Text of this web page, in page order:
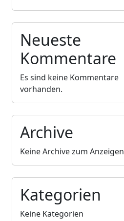
Neueste
Kommentare
Es sind keine Kommentare
vorhanden.
Archive
Keine Archive zum
Kategorien
Keine Kategorien